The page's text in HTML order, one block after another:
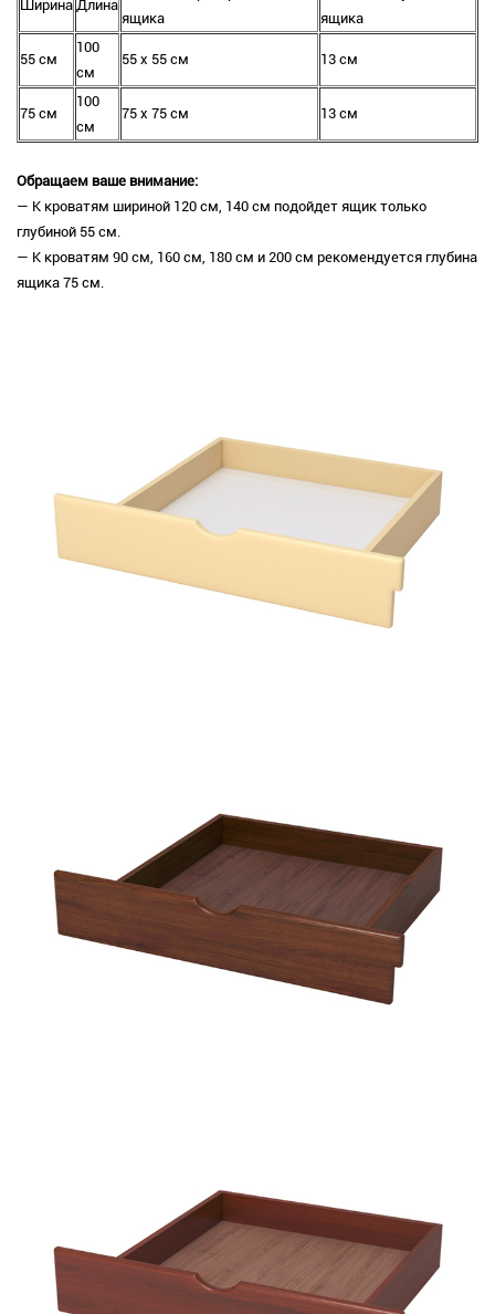
Ширина Длина
ящика
ящика
55 см
100
см
55 х 55 см 13 см
75 см
100
см
75 х 75 см 13 см
Обращаем ваше внимание:
— К кроватям шириной 120 см, 140 см подойдет ящик только
глубиной 55 см.
— К кроватям 90 см, 160 см, 180 см и 200 см рекомендуется глубина
ящика 75 см.